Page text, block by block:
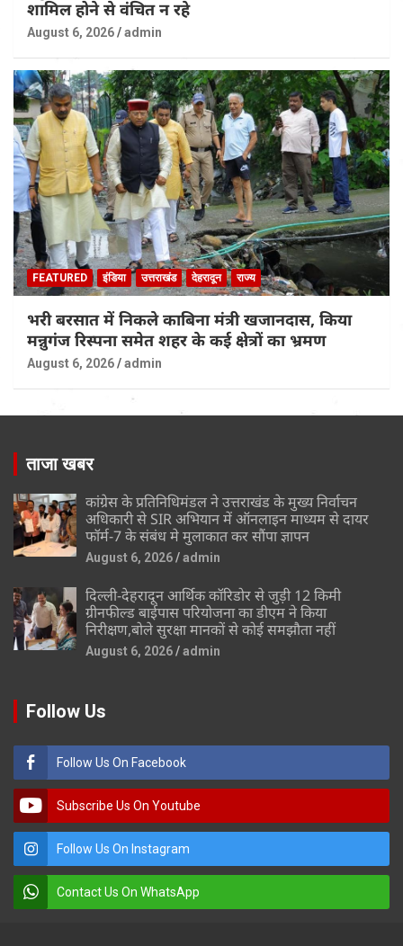
शामिल होने से वंचित न रहे
August 6, 2026 admin
FEATURED इंडिया उत्तराखंड देहरादून राज्य
भरी बरसात में निकले काबिना मंत्री खजानदास, किया
मन्नुगंज रिस्पना समेत शहर के कई क्षेत्रों का भ्रमण
August 6, 2026 admin
ताजा खबर
कांग्रेस के प्रतिनिधिमंडल ने उत्तराखंड के मुख्य निर्वाचन
अधिकारी से SIR अभियान में ऑनलाइन माध्यम से दायर
फॉर्म-7 के संबंध मे मुलाकात कर सौंपा ज्ञापन
August 6, 2026 admin
दिल्ली-देहरादून आर्थिक कॉरिडोर से जुड़ी 12 किमी
ग्रीनफील्ड बाईपास परियोजना का डीएम ने किया
निरीक्षण,बोले सुरक्षा मानकों से कोई समझौता नहीं
August 6, 2026 admin
Follow Us
Follow Us On Facebook
Subscribe Us On Youtube
Follow Us On Instagram
Contact Us On WhatsApp